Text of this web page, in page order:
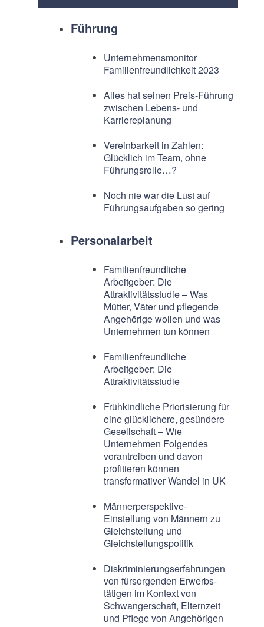
Führung
Unternehmensmonitor
Familienfreundlichkeit 2023
Alles hat seinen Preis-Führung
zwischen Lebens- und
Karriereplanung
Vereinbarkeit in Zahlen:
Glücklich im Team, ohne
Führungsrolle…?
Noch nie war die Lust auf
Führungsaufgaben so gering
Personalarbeit
Familienfreundliche
Arbeitgeber: Die
Attraktivitätsstudie – Was
Mütter, Väter und pflegende
Angehörige wollen und was
Unternehmen tun können
Familienfreundliche
Arbeitgeber: Die
Attraktivitätsstudie
Frühkindliche Priorisierung für
eine glücklichere, gesündere
Gesellschaft – Wie
Unternehmen Folgendes
vorantreiben und davon
profitieren können
transformativer Wandel in UK
Männerperspektive-
Einstellung von Männern zu
Gleichstellung und
Gleichstellungspolitik
Diskriminierungserfahrungen
von fürsorgenden Erwerbs-
tätigen im Kontext von
Schwangerschaft, Elternzeit
und Pflege von Angehörigen